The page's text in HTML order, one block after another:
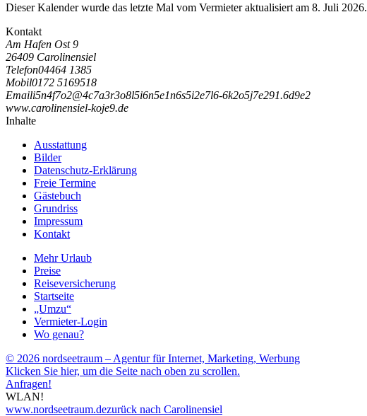
Dieser Kalender wurde das letzte Mal vom Vermieter aktualisiert am 8. Juli 2026.
Kontakt
Am Hafen Ost 9
26409 Carolinensiel
Telefon04464 1385
Mobil0172 5169518
Emaili5n4f7o2@4c7a3r3o8l5i6n5e1n6s5i2e7l6-6k2o5j7e291.6d9e2
www.carolinensiel-koje9.de
Inhalte
Ausstattung
Bilder
Datenschutz-Erklärung
Freie Termine
Gästebuch
Grundriss
Impressum
Kontakt
Mehr Urlaub
Preise
Reiseversicherung
Startseite
„Umzu“
Vermieter-Login
Wo genau?
© 2026 nordseetraum – Agentur für Internet, Marketing, Werbung
Klicken Sie hier, um die Seite nach oben zu scrollen.
Anfragen!
WLAN!
www.nordseetraum.dezurück nach Carolinensiel